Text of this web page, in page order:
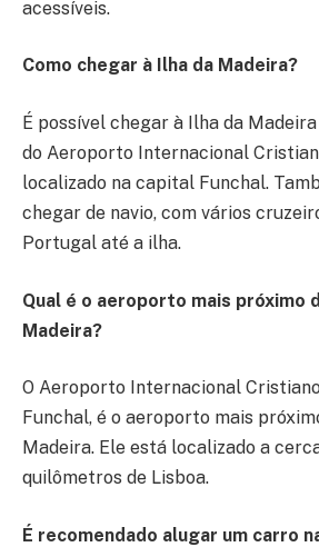
acessíveis.
Como chegar à Ilha da Madeira?
É possível chegar à Ilha da
do Aeroporto Internacional
localizado na capital Funchal.
chegar de navio, com vários
Portugal até a ilha.
Qual é o aeroporto mais próximo
Madeira?
O Aeroporto Internacional
Funchal, é o aeroporto mais
Madeira. Ele está localizado a
quilômetros de Lisboa.
É recomendado alugar um carro